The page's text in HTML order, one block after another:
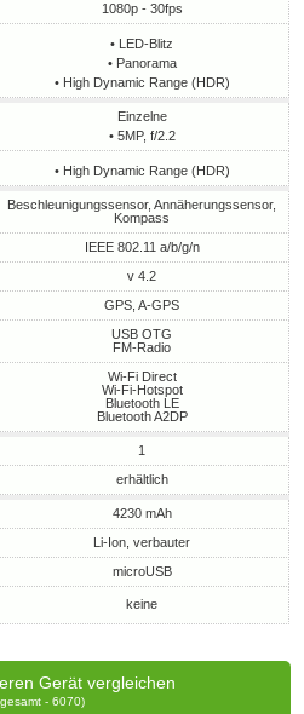
1080p - 30fps
• LED-Blitz
• Panorama
• High Dynamic Range (HDR)
Einzelne
• 5MP, f/2.2
• High Dynamic Range (HDR)
Beschleunigungssensor, Annäherungssensor,
Kompass
IEEE 802.11 a/b/g/n
v 4.2
GPS, A-GPS
USB OTG
FM-Radio
Wi-Fi Direct
Wi-Fi-Hotspot
Bluetooth LE
Bluetooth A2DP
1
erhältlich
4230 mAh
Li-Ion, verbauter
microUSB
keine
Gerät vergleichen
- 6070)